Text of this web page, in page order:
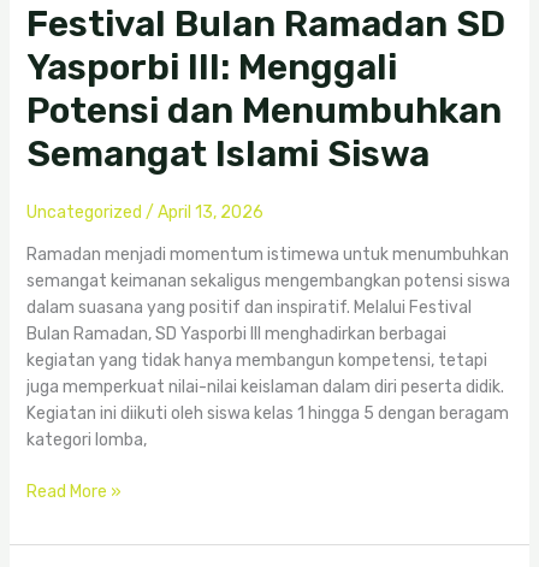
Festival Bulan Ramadan SD
Yasporbi III: Menggali
Potensi dan Menumbuhkan
Semangat Islami Siswa
Uncategorized / April 13, 2026
Ramadan menjadi momentum istimewa untuk menumbuhkan
semangat keimanan sekaligus mengembangkan potensi siswa
dalam suasana yang positif dan inspiratif. Melalui Festival
Bulan Ramadan, SD Yasporbi III menghadirkan berbagai
kegiatan yang tidak hanya membangun kompetensi, tetapi
juga memperkuat nilai-nilai keislaman dalam diri peserta didik.
Kegiatan ini diikuti oleh siswa kelas 1 hingga 5 dengan beragam
kategori lomba,
Ramadan
SD
Yasporbi
III:
Menggali
Potensi
Menumbuhkan
Semangat
Islami
Siswa
Read More »